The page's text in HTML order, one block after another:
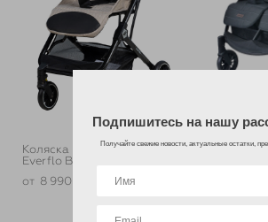
Подпишитесь на нашу
Получайте свежие новости, актуальные остатки,
Коляска прогулочная
Everflo Baby Travel E-336
от 8 990 pуб.
Коляска
двойни